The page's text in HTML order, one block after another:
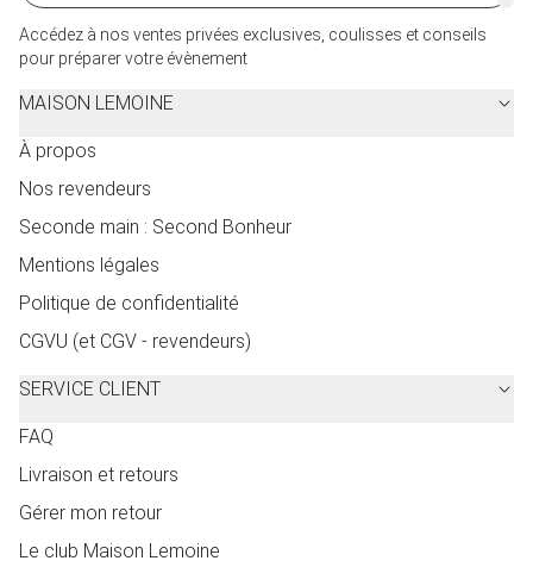
Accédez à nos ventes privées exclusives, coulisses et conseils
pour préparer votre évènement
MAISON LEMOINE
À propos
Nos revendeurs
Seconde main : Second Bonheur
Mentions légales
Politique de confidentialité
CGVU (et CGV - revendeurs)
SERVICE CLIENT
FAQ
Livraison et retours
Gérer mon retour
Le club Maison Lemoine